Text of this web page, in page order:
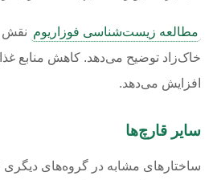
مطالعه زیست‌شناسی فوزاریوم نقش
خاک‌زاد توضیح می‌دهد. کاهش منابع
افزایش می‌دهد.
سایر قارچ‌ها
ساختارهای مشابه در گروه‌های دیگری